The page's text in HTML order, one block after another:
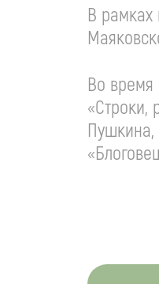
В рамках
Во время
«Строки,
Пушкина,